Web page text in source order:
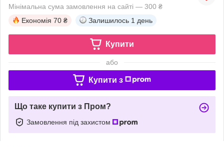
Мінімальна сума замовлення на сайті — 300 ₴
Економія 70 ₴ Залишилось 1 день
Купити
або
Купити з
Що таке купити з Пром?
Замовлення під захистом